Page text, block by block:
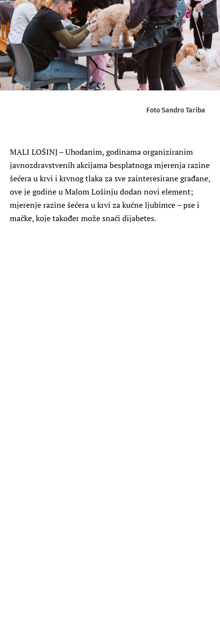
Foto Sandro Tariba
MALI LOŠINJ – Uhodanim, godinama organiziranim
javnozdravstvenih akcijama besplatnoga mjerenja razine
šećera u krvi i krvnog tlaka za sve zainteresirane građane,
ove je godine u Malom Lošinju dodan novi element;
mjerenje razine šećera u krvi za kućne ljubimce – pse i
mačke, koje također može snaći dijabetes.